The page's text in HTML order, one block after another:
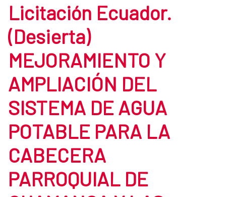
Licitación Ecuador.
(Desierta)
MEJORAMIENTO Y
AMPLIACIÓN DEL
SISTEMA DE AGUA
POTABLE PARA LA
CABECERA
PARROQUIAL DE